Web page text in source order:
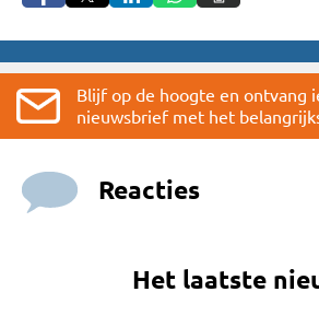
Blijf op de hoogte en ontvang
nieuwsbrief met het
Reacties
Het laatste